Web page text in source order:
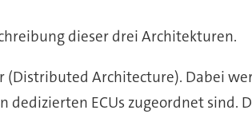
dieser drei Architekturen.
Architecture). Dabei
ECUs zugeordnet sind.